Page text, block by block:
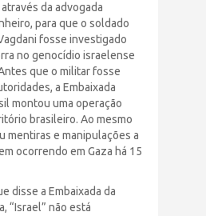
da advogada
para que o soldado
fosse investigado
no genocídio israelense
que o militar fosse
a Embaixada
montou uma operação
brasileiro. Ao mesmo
mentiras e manipulações a
ocorrendo em Gaza há 15
disse a Embaixada da
“Israel” não está